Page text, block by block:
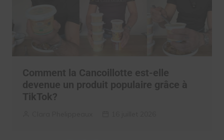
Comment la Cancoillotte est-elle
devenue un produit populaire grâce à
TikTok?